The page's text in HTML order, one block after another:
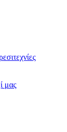
μας